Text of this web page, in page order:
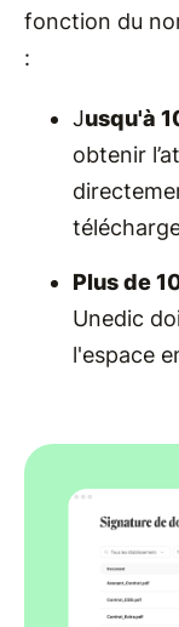
fonction du
:
Jusqu'à
obtenir
Plus de
Unedic
l'espace